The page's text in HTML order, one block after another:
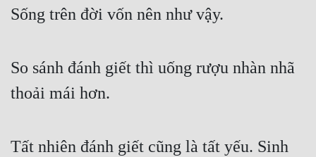
Xuyên Thư
Đô Thị
Sống trên đời vốn nên như vậy.
So sánh đánh giết thì uống rượu nhàn nhã
thoải mái hơn.
Tất nhiên đánh giết cũng là tất yếu. Sinh